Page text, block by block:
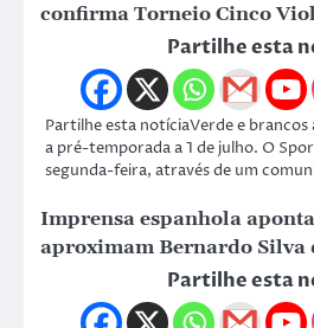
confirma Torneio Cinco
Partilhe esta
Partilhe esta notíciaVerde e
a pré-temporada a 1 de julho. O
segunda-feira, através de um
Imprensa espanhola
aproximam Bernardo Silva
Partilhe esta